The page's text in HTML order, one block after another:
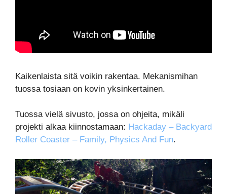
Kaikenlaista sitä voikin rakentaa. Mekanismihan
tuossa tosiaan on kovin yksinkertainen.
Tuossa vielä sivusto, jossa on ohjeita, mikäli
projekti alkaa kiinnostamaan: Hackaday – Backyard
Roller Coaster – Family, Physics And Fun.